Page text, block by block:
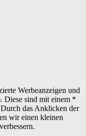
Werbeanzeigen und
Diese sind mit einem *
das Anklicken der
wir einen kleinen